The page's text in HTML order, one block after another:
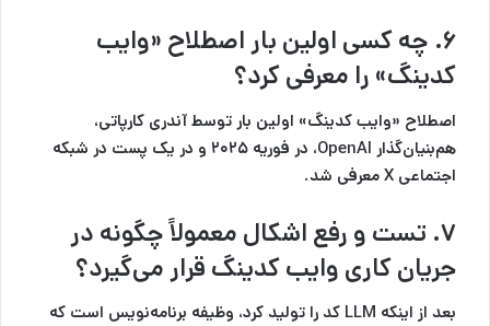
۶. چه کسی اولین بار اصطلاح «وایب
کدینگ» را معرفی کرد؟
اصطلاح «وایب کدینگ» اولین بار توسط آندری کارپاتی،
هم‌بنیان‌گذار OpenAI، در فوریه ۲۰۲۵ و در یک پست در شبکه
اجتماعی X معرفی شد.
۷. تست و رفع اشکال معمولاً چگونه در
جریان کاری وایب کدینگ قرار می‌گیرد؟
بعد از اینکه LLM کد را تولید کرد، وظیفه برنامه‌نویس است که